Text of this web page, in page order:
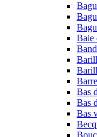
Baie
Bas
Bas
Bas